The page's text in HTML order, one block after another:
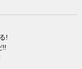
!
!!